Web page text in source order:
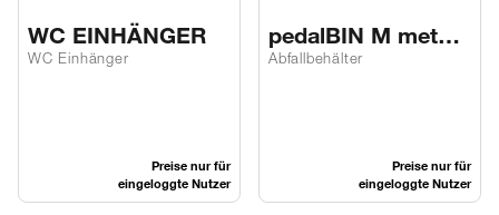
WC EINHÄNGER
WC Einhänger
Preise nur für
eingeloggte Nutzer
pedalBIN M metal
white
Abfallbehälter
Preise nur für
eingeloggte Nutzer